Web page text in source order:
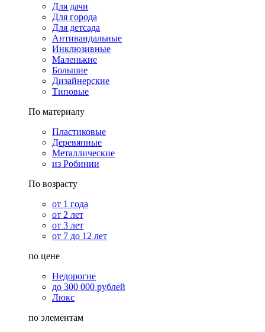
Для дачи
Для города
Для детсада
Антивандальные
Инклюзивные
Маленькие
Большие
Дизайнерские
Типовые
По материалу
Пластиковые
Деревянные
Металлические
из Робинии
По возрасту
от 1 года
от 2 лет
от 3 лет
от 7 до 12 лет
по цене
Недорогие
до 300 000 рублей
Люкс
по элементам